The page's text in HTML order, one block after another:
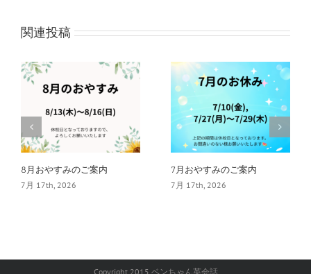
関連投稿
8月おやすみのご案内
7月 17th, 2026
7月おやすみのご案内
7月 17th, 2026
Copyright 2015 ベンちゃん英会話